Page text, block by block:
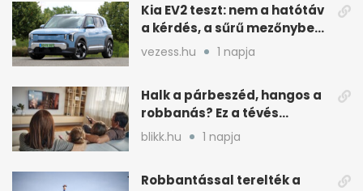
Kia EV2 teszt: nem a hatótáv
a kérdés, a sűrű mezőnyben
dől el
vezess.hu 1 napja
Halk a párbeszéd, hangos a
robbanás? Ez a tévés
beállítás segít
blikk.hu 1 napja
Robbantással terelték a